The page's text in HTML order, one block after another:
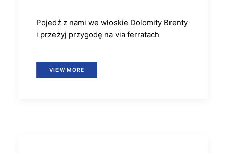
Pojedź z nami we włoskie Dolomity Brenty
i przeżyj przygodę na via ferratach
VIEW MORE